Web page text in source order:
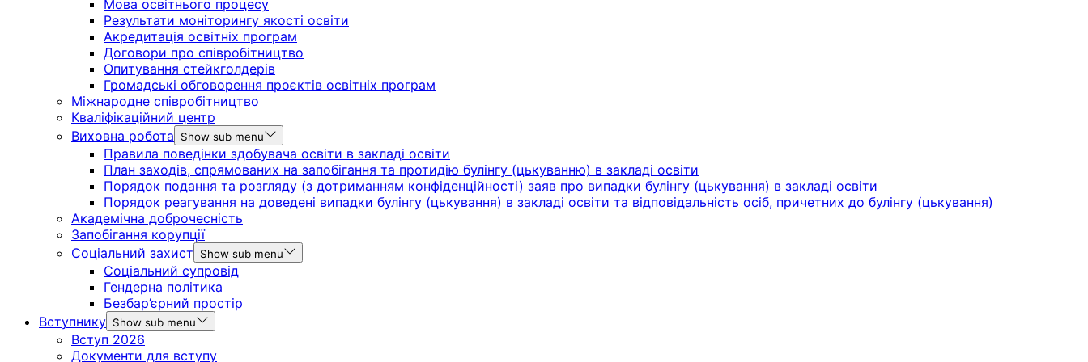
Мова освітнього процесу
Результати моніторингу якості освіти
Акредитація освітніх програм
Договори про співробітництво
Опитування стейкголдерів
Громадські обговорення проєктів освітніх програм
Міжнародне співробітництво
Кваліфікаційний центр
Виховна робота
Show sub menu
Правила поведінки здобувача освіти в закладі освіти
План заходів, спрямованих на запобігання та протидію булінгу (цькуванню) в закладі освіти
Порядок подання та розгляду (з дотриманням конфіденційності) заяв про випадки булінгу (цькування) в закладі освіти
Порядок реагування на доведені випадки булінгу (цькування) в закладі освіти та відповідальність осіб, причетних до булінгу (цькування)
Академічна доброчесність
Запобігання корупції
Соціальний захист
Show sub menu
Соціальний супровід
Гендерна політика
Безбар’єрний простір
Вступнику Show sub menu
Вступ 2026
Документи для вступу